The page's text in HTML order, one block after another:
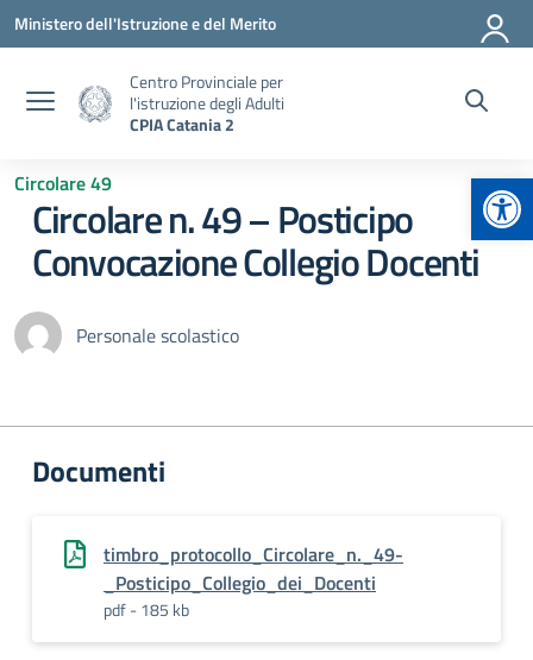
Vai ai contenuti
Vai al menu di navigazione
Vai al footer
Ministero dell'Istruzione e del Merito
Centro Provinciale per
l'istruzione degli Adulti
CPIA Catania 2
Circolare 49
Circolare n. 49 – Posticipo
Convocazione Collegio Docenti
Personale scolastico
Documenti
timbro_protocollo_Circolare_n._49-
_Posticipo_Collegio_dei_Docenti
pdf - 185 kb